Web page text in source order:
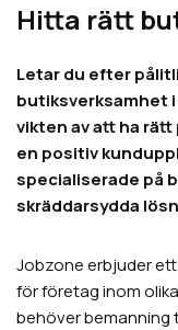
Hitta rätt
Letar du efter
butiksverksamhet i
vikten av att ha
en positiv
specialiserade på
skräddarsydda
Jobzone erbjuder
för företag inom
behöver bemanning